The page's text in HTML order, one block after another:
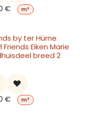
€ m²
by ter Hürne
Friends Eiken Marie
breed 2
€ m²